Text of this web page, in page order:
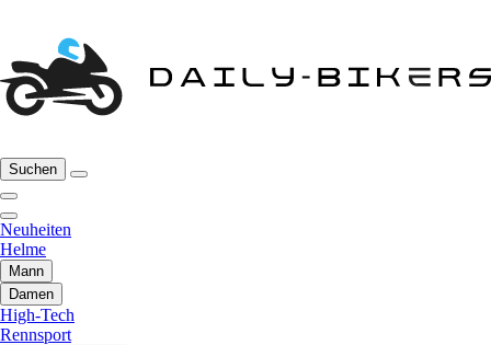
Suchen
Neuheiten
Helme
Mann
Damen
High-Tech
Rennsport